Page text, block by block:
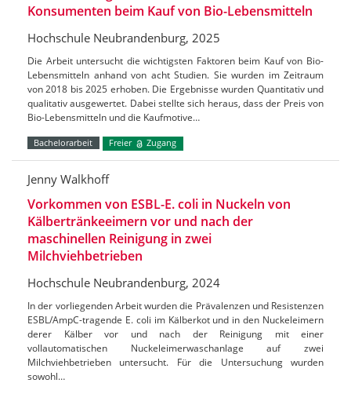
Konsumenten beim Kauf von Bio-Lebensmitteln
Hochschule Neubrandenburg, 2025
Die Arbeit untersucht die wichtigsten Faktoren beim Kauf von Bio-
Lebensmitteln anhand von acht Studien. Sie wurden im Zeitraum
von 2018 bis 2025 erhoben. Die Ergebnisse wurden Quantitativ und
qualitativ ausgewertet. Dabei stellte sich heraus, dass der Preis von
Bio-Lebensmitteln und die Kaufmotive…
Bachelorarbeit Freier Zugang
Jenny Walkhoff
Vorkommen von ESBL-E. coli in Nuckeln von
Kälbertränkeeimern vor und nach der
maschinellen Reinigung in zwei
Milchviehbetrieben
Hochschule Neubrandenburg, 2024
In der vorliegenden Arbeit wurden die Prävalenzen und Resistenzen
ESBL/AmpC-tragende E. coli im Kälberkot und in den Nuckeleimern
derer Kälber vor und nach der Reinigung mit einer
vollautomatischen Nuckeleimerwaschanlage auf zwei
Milchviehbetrieben untersucht. Für die Untersuchung wurden
sowohl…